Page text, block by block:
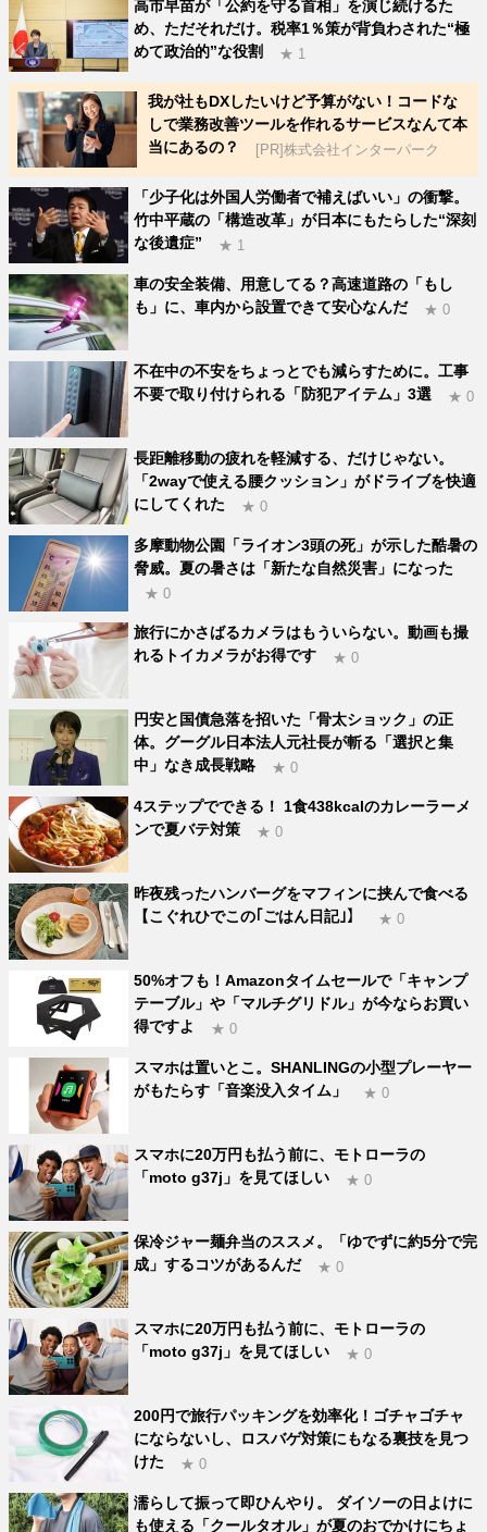
高市早苗が「公約を守る首相」を演じ続けるた
め、ただそれだけ。税率1％策が背負わされた“極
めて政治的”な役割
★ 1
我が社もDXしたいけど予算がない！コードな
しで業務改善ツールを作れるサービスなんて本
当にあるの？
[PR]株式会社インターパーク
「少子化は外国人労働者で補えばいい」の衝撃。
竹中平蔵の「構造改革」が日本にもたらした“深刻
な後遺症”
★ 1
車の安全装備、用意してる？高速道路の「もし
も」に、車内から設置できて安心なんだ
★ 0
不在中の不安をちょっとでも減らすために。工事
不要で取り付けられる「防犯アイテム」3選
★ 0
長距離移動の疲れを軽減する、だけじゃない。
「2wayで使える腰クッション」がドライブを快適
にしてくれた
★ 0
多摩動物公園「ライオン3頭の死」が示した酷暑の
脅威。夏の暑さは「新たな自然災害」になった
★ 0
旅行にかさばるカメラはもういらない。動画も撮
れるトイカメラがお得です
★ 0
円安と国債急落を招いた「骨太ショック」の正
体。グーグル日本法人元社長が斬る「選択と集
中」なき成長戦略
★ 0
4ステップでできる！ 1食438kcalのカレーラーメ
ンで夏バテ対策
★ 0
昨夜残ったハンバーグをマフィンに挟んで食べる
【こぐれひでこの｢ごはん日記｣】
★ 0
50%オフも！Amazonタイムセールで「キャンプ
テーブル」や「マルチグリドル」が今ならお買い
得ですよ
★ 0
スマホは置いとこ。SHANLINGの小型プレーヤー
がもたらす「音楽没入タイム」
★ 0
スマホに20万円も払う前に、モトローラの
「moto g37j」を見てほしい
★ 0
保冷ジャー麺弁当のススメ。「ゆでずに約5分で完
成」するコツがあるんだ
★ 0
スマホに20万円も払う前に、モトローラの
「moto g37j」を見てほしい
★ 0
200円で旅行パッキングを効率化！ゴチャゴチャ
にならないし、ロスバゲ対策にもなる裏技を見つ
けた
★ 0
濡らして振って即ひんやり。 ダイソーの日よけに
も使える「クールタオル」が夏のおでかけにちょ